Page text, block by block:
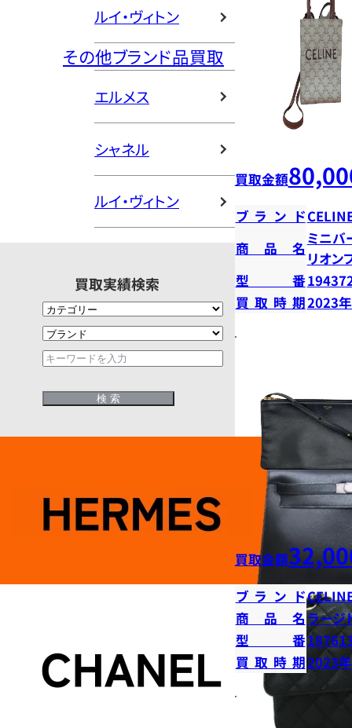
ルイ・ヴィトン
その他ブランド品買取
エルメス
シャネル
ルイ・ヴィトン
買取実績検索
買取金額
ブランド
商品名
ミニバ
リオン
型番
買取時期2023
買取金額
ブランド
商品名 ラージ
型番
買取時期2023